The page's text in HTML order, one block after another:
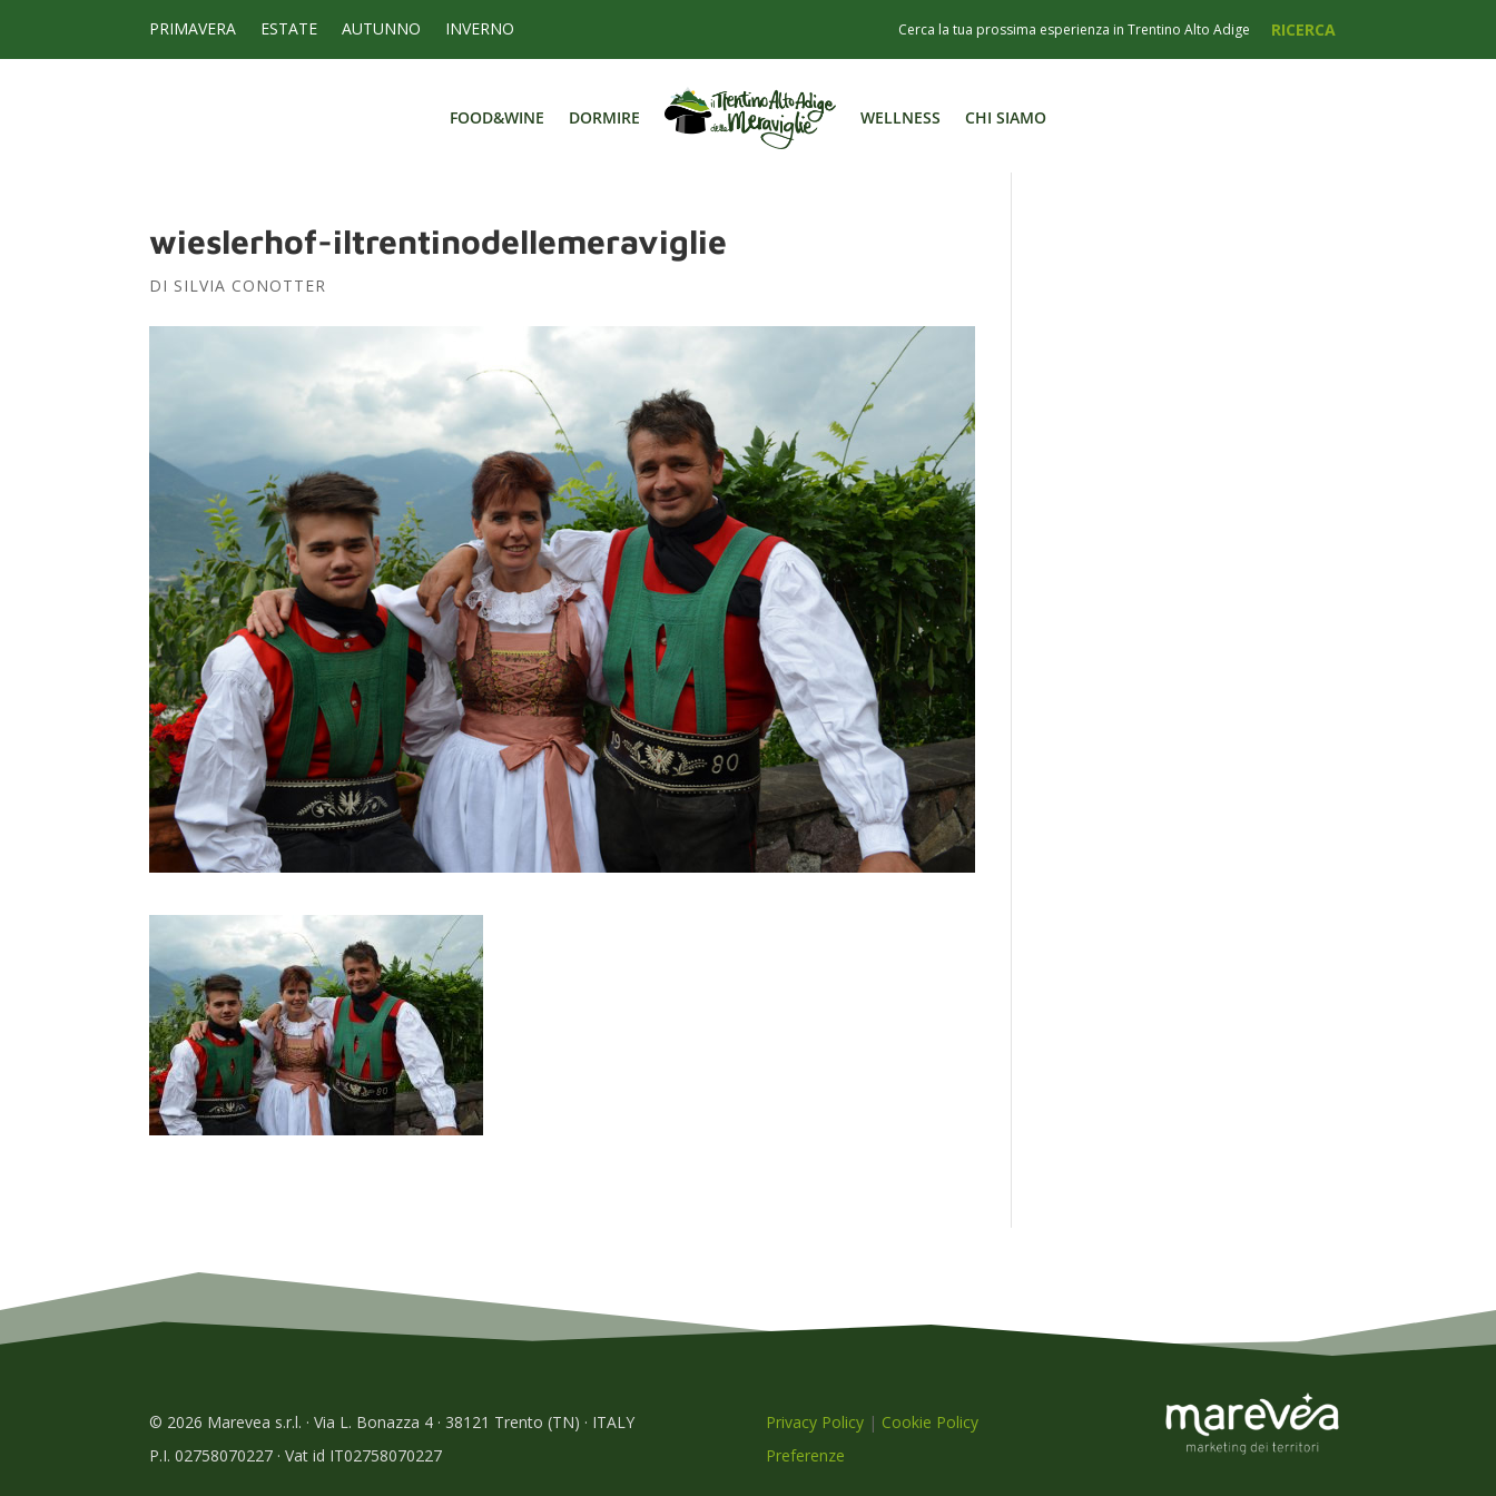
PRIMAVERA ESTATE AUTUNNO INVERNO
FOOD&WINE DORMIRE WELLNESS CHI SIAMO
wieslerhof-iltrentinodellemeraviglie
DI SILVIA CONOTTER
© 2026 Marevea s.r.l. · Via L. Bonazza 4 · 38121 Trento (TN) · ITALY
P.I. 02758070227 · Vat id IT02758070227
Privacy Policy | Cookie Policy
Preferenze